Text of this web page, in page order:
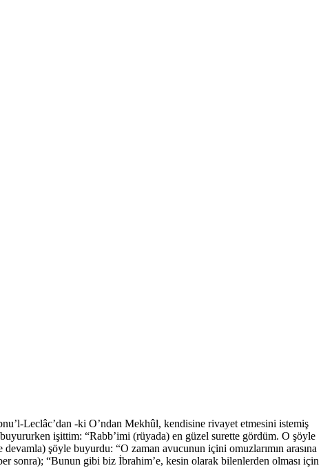
Leclâc’dan -ki O’ndan Mekhûl, kendisine rivayet etmesini istemiş
işittim: “Rabb’imi (rüyada) en güzel surette gördüm. O şöyle
şöyle buyurdu: “O zaman avucunun içini omuzlarımın arasına
sonra); “Bunun gibi biz İbrahim’e, kesin olarak bilenlerden olması için